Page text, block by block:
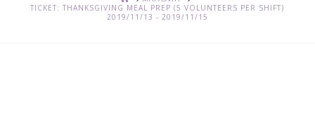
TICKET: THANKSGIVING MEAL PREP (5 VOLUNTEERS PER SHIFT)
2019/11/13 - 2019/11/15